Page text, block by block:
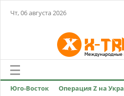
Чт, 06 августа 2026
Юго-Восток Операция Z на